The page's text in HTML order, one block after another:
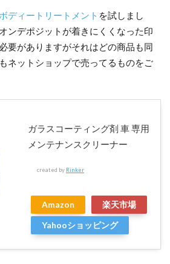
ディートリートメント を試しまし
ンデポジットが着きにくくなった印
要がありますがそれはどの商品も同
ネットショップで売ってるものをご
ガラスコーティング剤 車 専用
メンテナンスクリーナー
created by Rinker
Amazon
楽天市場
Yahooショッピング